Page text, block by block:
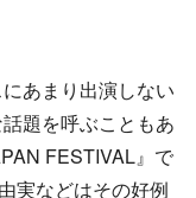
あまり出演しない
題を呼ぶこともあ
FESTIVAL』で
実などはその好例